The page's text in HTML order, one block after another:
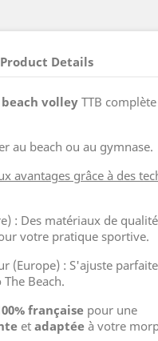
Product Details
beach volley TTB
au beach ou au gymnase.
avantages grâce à des
: Des matériaux de
votre pratique sportive.
(Europe) : S'ajuste
The Beach.
française pour une
et adaptée à votre